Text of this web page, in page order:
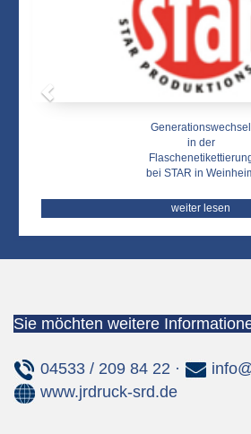
Generationswechsel
in der
bei STAR in
weiter lesen
Sie möchten weitere
04533 / 209 84 22 ·
www.jrdruck-srd.de